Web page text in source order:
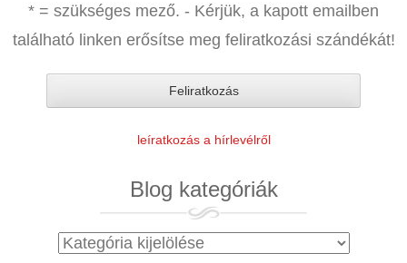
* = szükséges mező. - Kérjük, a kapott emailben
található linken erősítse meg feliratkozási szándékát!
leíratkozás a hírlevélről
Blog kategóriák
Blog